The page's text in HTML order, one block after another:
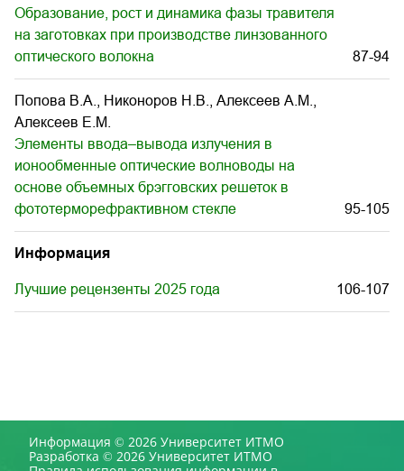
Образование, рост и динамика фазы травителя
на заготовках при производстве линзованного
оптического волокна
87-94
Попова В.А., Никоноров Н.В., Алексеев А.М.,
Алексеев Е.М.
Элементы ввода–вывода излучения в
ионообменные оптические волноводы на
основе объемных брэгговских решеток в
фототерморефрактивном стекле
95-105
Информация
Лучшие рецензенты 2025 года 106-107
Информация © 2026 Университет ИТМО
Разработка © 2026 Университет ИТМО